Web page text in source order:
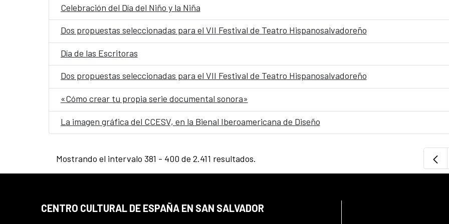
Celebración del Día del Niño y la Niña
Dos propuestas seleccionadas para el VII Festival de Teatro Hispanosalvadoreño
Día de las Escritoras
Dos propuestas seleccionadas para el VII Festival de Teatro Hispanosalvadoreño
«Cómo crear tu propia serie documental sonora»
La imagen gráfica del CCESV, en la Bienal Iberoamericana de Diseño
Mostrando el intervalo 381 - 400 de 2.411 resultados.
CENTRO CULTURAL DE ESPAÑA EN SAN SALVADOR